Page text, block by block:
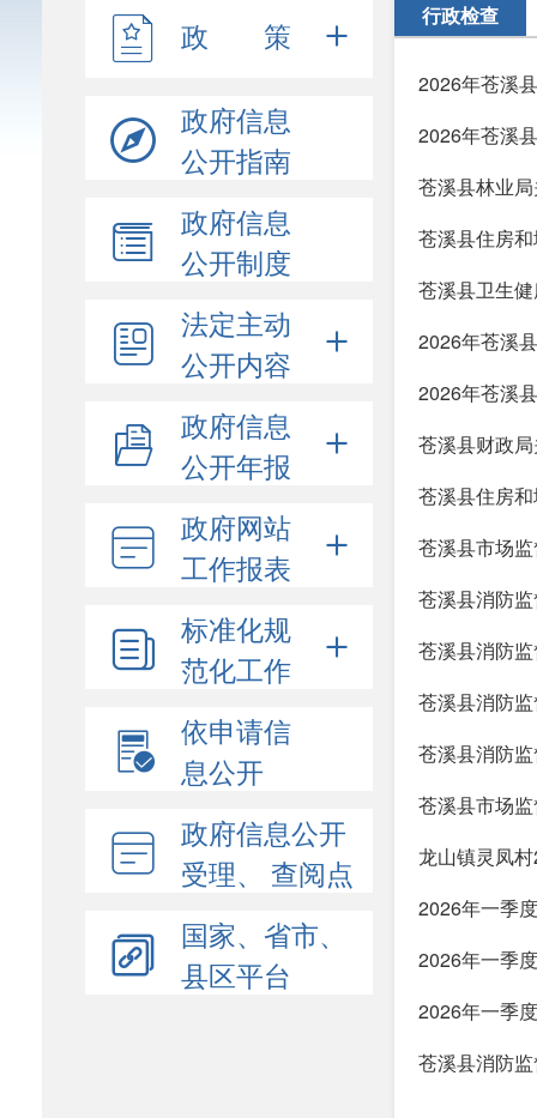
政 策
政府信息
公开指南
政府信息
公开制度
法定主动
公开内容
政府信息
公开年报
政府网站
工作报表
标准化规
范化工作
依申请信
息公开
政府信息公开
受理、 查阅点
国家、省市、
县区平台
行政检查
2026年苍溪
2026年苍溪
苍溪县林业
苍溪县住房
苍溪县卫生
2026年苍溪
2026年苍溪
苍溪县财政
苍溪县住房
苍溪县市场
苍溪县消防
苍溪县消防
苍溪县消防
苍溪县消防
苍溪县市场
龙山镇灵凤
2026年一季
2026年一季
2026年一季
苍溪县消防